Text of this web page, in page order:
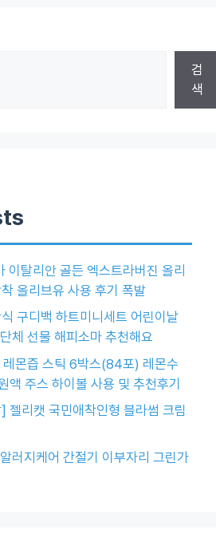
검
색
이탈리안 골든 엑스트라버진 올리
올리브유 사용 후기 폭발
구디백 하트미니세트 어린이날
체 선물 해피소마 추천해요
레몬즙 스틱 6박스(84포) 레몬수
액 주스 하이볼 사용 및 추천후기
젤리캣 국민애착인형 블라썸 크림
러지케어 간절기 이부자리 그린가